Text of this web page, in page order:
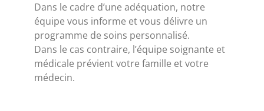
Dans le cadre d’une adéquation, notre
équipe vous informe et vous délivre un
programme de soins personnalisé.
Dans le cas contraire, l’équipe soignante et
médicale prévient votre famille et votre
médecin.